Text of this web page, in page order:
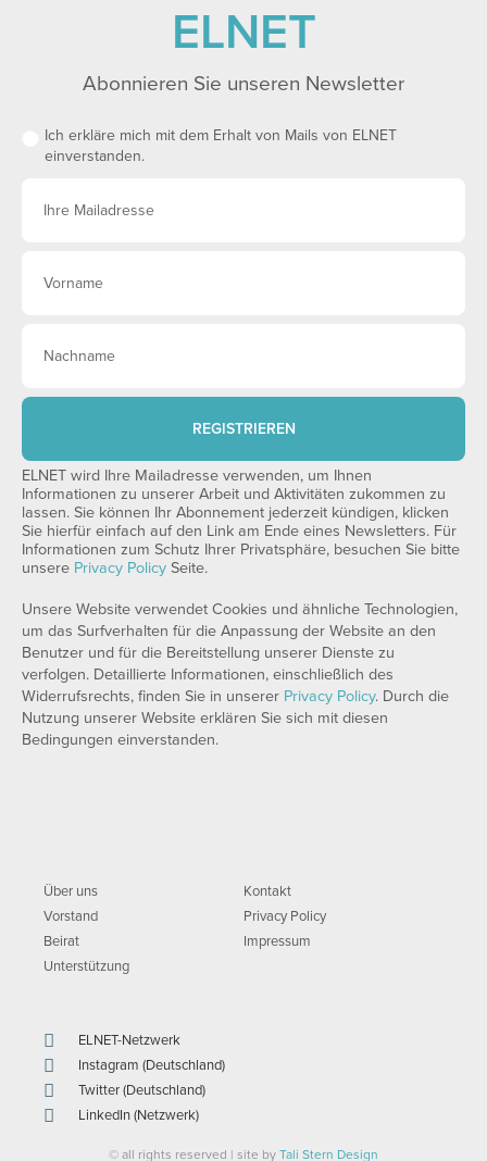
ELNET
Abonnieren Sie unseren Newsletter
Ich erkläre mich mit dem Erhalt von Mails von ELNET
einverstanden.
REGISTRIEREN
ELNET wird Ihre Mailadresse verwenden, um Ihnen
Informationen zu unserer Arbeit und Aktivitäten zukommen zu
lassen. Sie können Ihr Abonnement jederzeit kündigen, klicken
Sie hierfür einfach auf den Link am Ende eines Newsletters. Für
Informationen zum Schutz Ihrer Privatsphäre, besuchen Sie bitte
unsere Privacy Policy Seite.
Unsere Website verwendet Cookies und ähnliche Technologien,
um das Surfverhalten für die Anpassung der Website an den
Benutzer und für die Bereitstellung unserer Dienste zu
verfolgen. Detaillierte Informationen, einschließlich des
Widerrufsrechts, finden Sie in unserer Privacy Policy. Durch die
Nutzung unserer Website erklären Sie sich mit diesen
Bedingungen einverstanden.
Über uns
Vorstand
Beirat
Unterstützung
Kontakt
Privacy Policy
Impressum
ELNET-Netzwerk
Instagram (Deutschland)
Twitter (Deutschland)
LinkedIn (Netzwerk)
© all rights reserved | site by Tali Stern Design